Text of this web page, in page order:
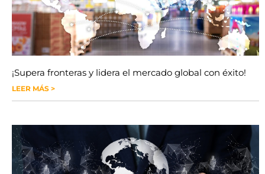
¡Supera fronteras y lidera el mercado global con éxito!
LEER MÁS >